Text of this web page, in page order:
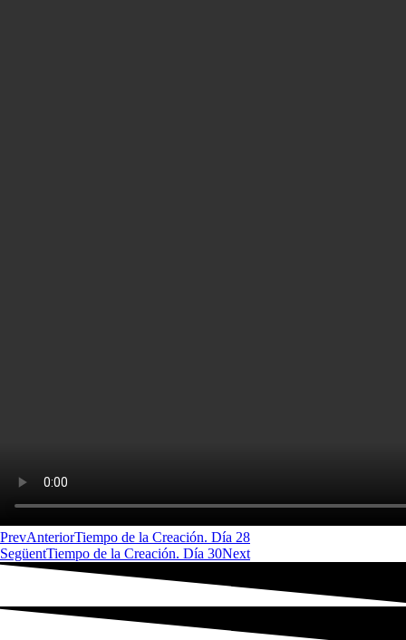
PrevAnteriorTiempo de la Creación. Día 28
SegüentTiempo de la Creación. Día 30Next